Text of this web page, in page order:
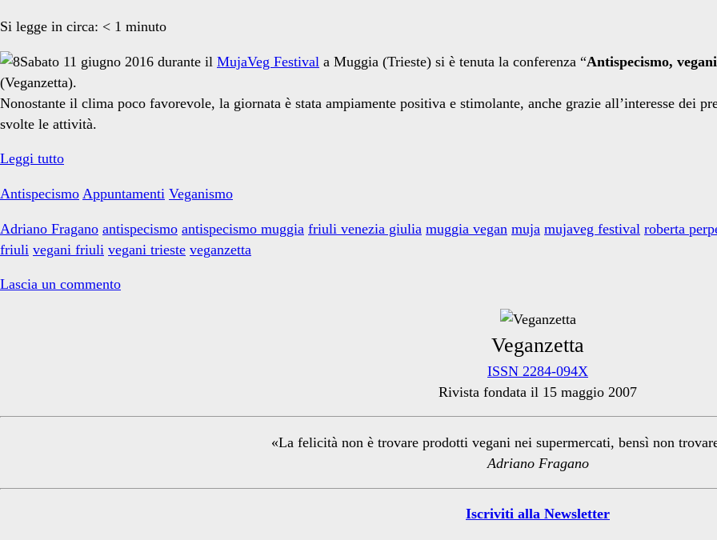
verdi
muggia</span>
Si legge in circa: < 1 minuto
Sabato 11 giugno 2016 durante il MujaVeg Festival a Muggia (Trieste) si è tenuta la conferenza “Antispecismo,
(Veganzetta).
Nonostante il clima poco favorevole, la giornata è stata ampiamente positiva e stimolante, anche grazie all’interesse dei
svolte le attività.
Leggi tuttoParlando
veganismo
antispecismo
Muggia
Antispecismo Appuntamenti Veganismo
Adriano Fragano antispecismo antispecismo muggia friuli venezia giulia muggia vegan muja mujaveg festival roberta
friuli vegani friuli vegani trieste veganzetta
Lascia un commento
Sidebar
Veganzetta
ISSN 2284-094X
Rivista fondata il 15 maggio 2007
«La felicità non è trovare prodotti vegani nei supermercati, bensì non
Adriano Fragano
Iscriviti alla Newsletter